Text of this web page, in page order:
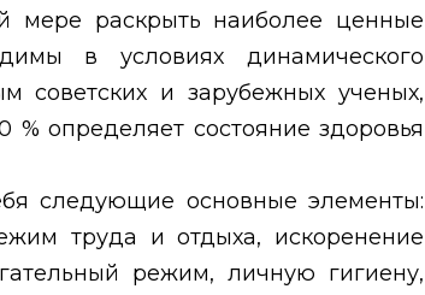
мере раскрыть наиболее ценные
в условиях динамического
советских и зарубежных ученых,
определяет состояние здоровья
следующие основные элементы:
труда и отдыха, искоренение
режим, личную гигиену,